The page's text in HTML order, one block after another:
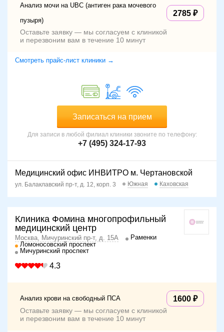
Анализ мочи на UBC (антиген рака мочевого
пузыря)
2785
Оставьте заявку — мы согласуем с клиникой
и перезвоним вам в течение 10 минут
Смотреть прайс-лист клиники →
Записаться на прием
Для записи в любой филиал клиники звоните по телефону:
+7 (495) 324-17-93
Медицинский офис ИНВИТРО м. Чертановской
ул. Балаклавский пр-т, д. 12, корп. 3 Южная Каховская
Клиника Фомина многопрофильный
медицинский центр
Москва, Мичуринский пр-т, д. 15А
Раменки
Ломоносовский проспект
Мичуринский проспект
4.3
Анализ крови на свободный ПСА 1600
Оставьте заявку — мы согласуем с клиникой
и перезвоним вам в течение 10 минут